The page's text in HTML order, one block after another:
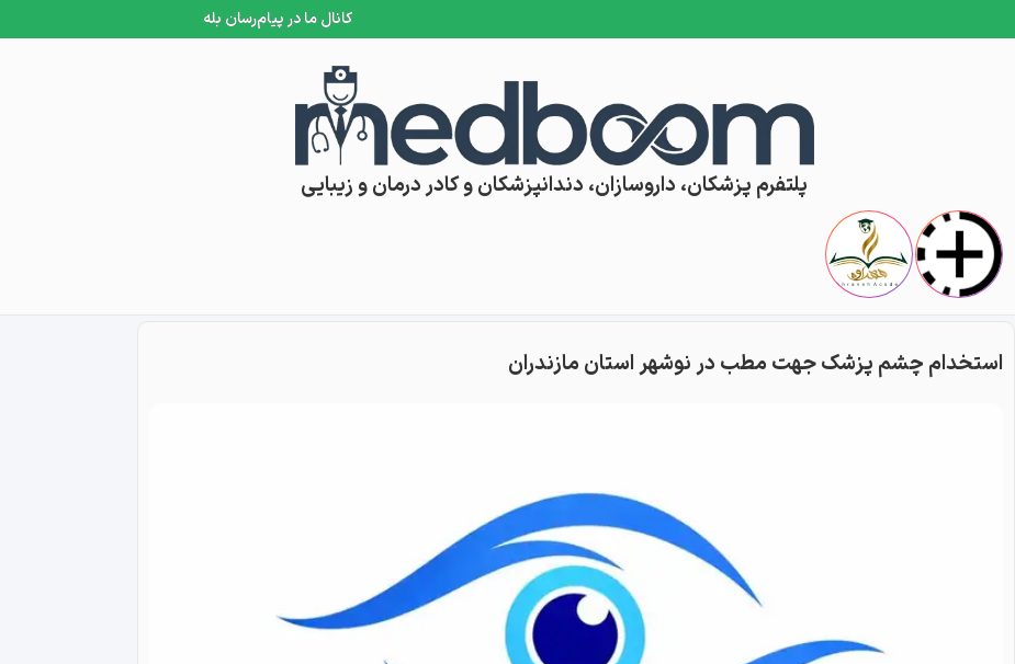
کانال ما در پیام‌رسان بله
Skip to content
پلتفرم پزشکان، داروسازان، دندانپزشکان و کادر درمان و زیبایی
استخدام چشم پزشک جهت مطب در نوشهر استان مازندران